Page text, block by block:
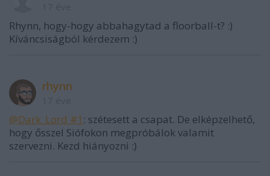
Rhynn, hogy-hogy abbahagytad a floorball-t? :)
Kíváncsiságból kérdezem :)
rhynn
@Dark_Lord #1 : szétesett a csapat. De elképzelhető,
hogy ősszel Siófokon megpróbálok valamit
szervezni. Kezd hiányozni :)